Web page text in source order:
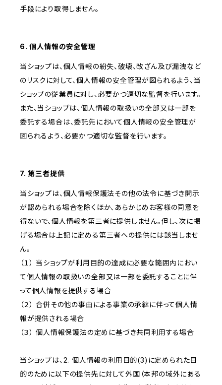
手段により取得しません。
6. 個人情報の安全管理
当ショップは、個人情報の紛失、破壊、改ざん及び漏洩など
のリスクに対して、個人情報の安全管理が図られるよう、当
ショップの従業員に対し、必要かつ適切な監督を行います。
また、当ショップは、個人情報の取扱いの全部又は一部を
委託する場合は、委託先において個人情報の安全管理が
図られるよう、必要かつ適切な監督を行います。
7. 第三者提供
当ショップは、個人情報保護法その他の法令に基づき開示
が認められる場合を除くほか、あらかじめお客様の同意を
得ないで、個人情報を第三者に提供しません。但し、次に掲
げる場合は上記に定める第三者への提供には該当しませ
ん。
（１） 当ショップが利用目的の達成に必要な範囲内におい
て個人情報の取扱いの全部又は一部を委託することに伴
って個人情報を提供する場合
（２） 合併その他の事由による事業の承継に伴って個人情
報が提供される場合
（３） 個人情報保護法の定めに基づき共同利用する場合
当ショップは、2. 個人情報の利用目的(3)に定められた目
的のために以下の提供先に対して外国（本邦の域外にある